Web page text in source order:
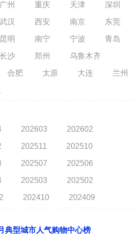
广州 重庆 天津 深圳
武汉 西安 南京 东莞
昆明 南宁 宁波 青岛
长沙 郑州 乌鲁木齐
合肥 太原 大连 兰州
202603 202602
202511 202510
202507 202506
202503 202502
202410 202409
典型城市人气购物中心榜